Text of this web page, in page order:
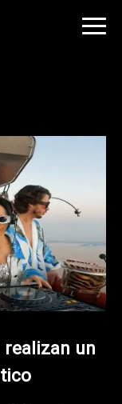
realizan un